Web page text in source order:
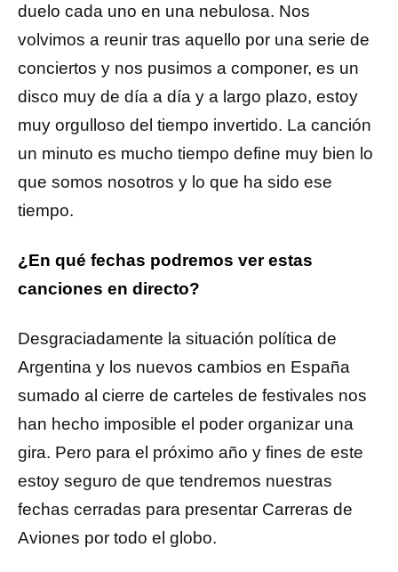
duelo cada uno en una nebulosa. Nos
volvimos a reunir tras aquello por una serie de
conciertos y nos pusimos a componer, es un
disco muy de día a día y a largo plazo, estoy
muy orgulloso del tiempo invertido. La canción
un minuto es mucho tiempo define muy bien lo
que somos nosotros y lo que ha sido ese
tiempo.
¿En qué fechas podremos ver estas
canciones en directo?
Desgraciadamente la situación política de
Argentina y los nuevos cambios en España
sumado al cierre de carteles de festivales nos
han hecho imposible el poder organizar una
gira. Pero para el próximo año y fines de este
estoy seguro de que tendremos nuestras
fechas cerradas para presentar Carreras de
Aviones por todo el globo.